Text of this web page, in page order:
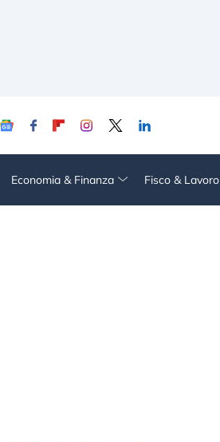
Economia & Finanza Fisco & Lavoro